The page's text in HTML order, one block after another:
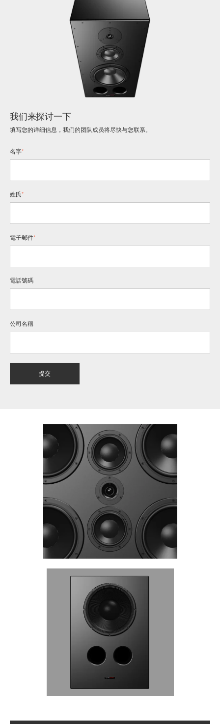
我们来探讨一下
填写您的详细信息，我们的团队成员将尽快与您联系。
名字*
姓氏*
電子郵件*
電話號碼
公司名稱